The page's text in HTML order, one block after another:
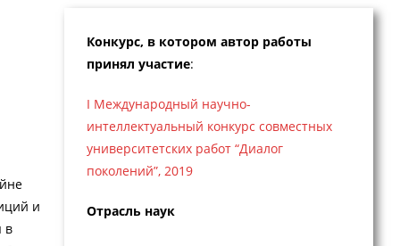
и
в
Конкурс, в котором автор работы
принял участие:
I Международный научно-
интеллектуальный конкурс совместных
университетских работ “Диалог
поколений”, 2019
Отрасль наук